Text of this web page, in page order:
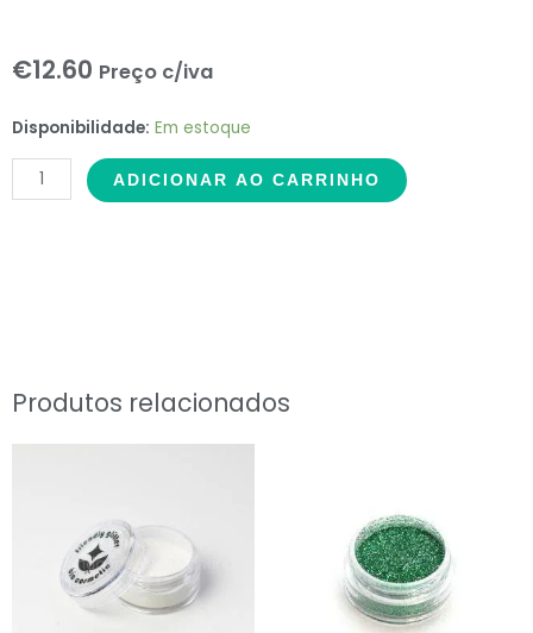
€12.60 Preço c/iva
Disponibilidade: Em estoque
Verde
Azeitona
ADICIONAR AO CARRINHO
Produtos relacionados